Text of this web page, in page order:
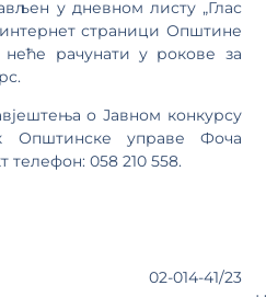
у дневном листу „Глас
страници Општине
рачунати у рокове за
о Јавном конкурсу
Општинске управе Фоча
телефон: 058 210 558.
014-41/23